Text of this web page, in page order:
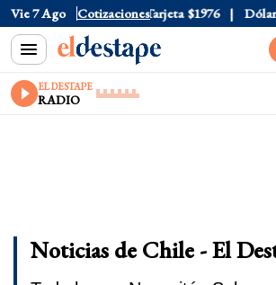
Vie 7 Ago Cotizaciones
$1520 Dólar Tarjeta $1976 Dólar Blue
EL DESTAPE
RADIO
Noticias de Chile - El